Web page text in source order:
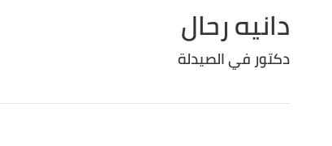
دانيه رحال
دكتور في الصيدلة